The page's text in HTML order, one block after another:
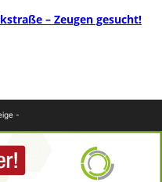
– Zeugen gesucht!
-